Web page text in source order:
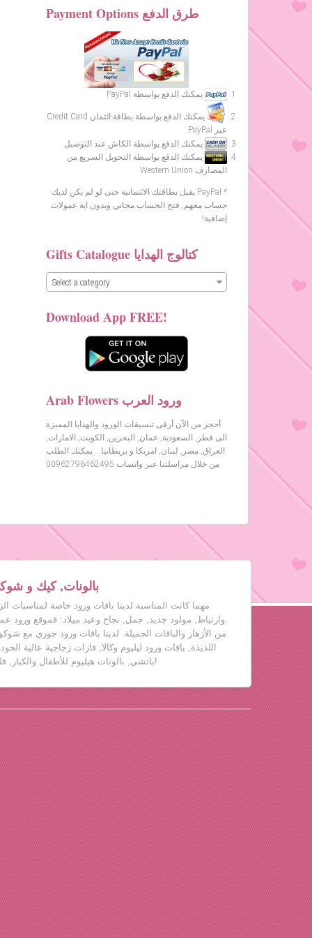
Payment Options طرق الدفع
يمكنك الدفع بواسطة PayPal
يمكنك الدفع بواسطة بطاقة ائتمان Credit Card
عبر PayPal
يمكنك الدفع بواسطة الكاش عند التوصيل
يمكنك الدفع بواسطة التحويل السريع من
المصارف Western Union
* PayPal يقبل بطاقتك الائتمانية حتى لو لم يكن لديك
حساب معهم, فتح الحساب مجاني وبدون اية عمولات
إضافية!
Gifts Catalogue كتالوج الهدايا
Select a category
Download App FREE!
Arab Flowers ورود العرب
أحجز من الآن أرقى تنسيقات الورود والهدايا المميزة
الى قطر, السعودية, عمان, البحرين, الكويت, الامارات,
العراق, مصر, لبنان, امريكا و بريطانيا… يمكنك الطلب
من خلال مراسلتنا عبر واتساب 00962796462495
بالونات, كيك و
مهما كانت المناسبة لدينا باقات ورود خاصة لمناسبات
وارتباط, مولود جديد, حمل, نجاح وعيد ميلاد: فموقع ورود
من الأزهار والباقات الجميلة. لدينا باقات ورود جوري مع
اللذيذة, باقات ورود ليليوم وكالا, فازات زجاجية عالية
باتشي, بالونات هيليوم للأطفال والكبار, قلب حب, دباديب مع ورود!